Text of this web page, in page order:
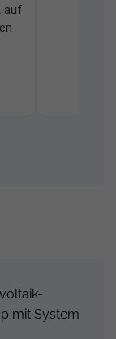
auf
mit System